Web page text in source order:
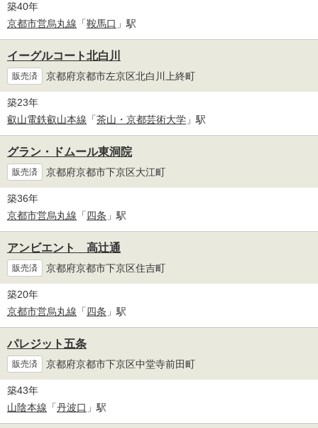
築40年
京都市営烏丸線 「鞍馬口 」駅
イーグルコート北白川
販売済 京都府京都市左京区北白川上終町
築23年
叡山電鉄叡山本線 「茶山・京都芸術大学 」駅
グラン・ドムール東洞院
販売済 京都府京都市下京区大江町
築36年
京都市営烏丸線 「四条 」駅
アンビエント 高辻通
販売済 京都府京都市下京区住吉町
築20年
京都市営烏丸線 「四条 」駅
パレジット五条
販売済 京都府京都市下京区中堂寺前田町
築43年
山陰本線 「丹波口 」駅